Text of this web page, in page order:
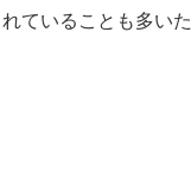
ていることも多いた